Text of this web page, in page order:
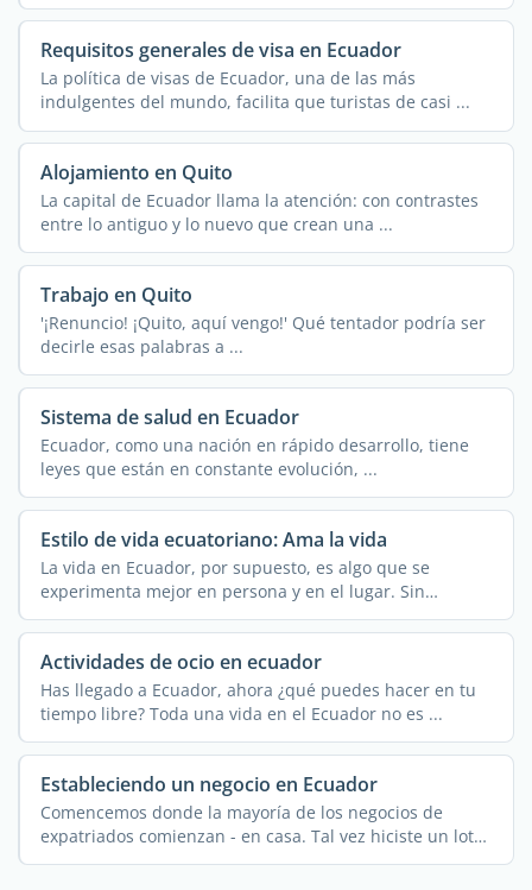
Requisitos generales de visa en Ecuador
La política de visas de Ecuador, una de las más
indulgentes del mundo, facilita que turistas de casi ...
Alojamiento en Quito
La capital de Ecuador llama la atención: con contrastes
entre lo antiguo y lo nuevo que crean una ...
Trabajo en Quito
'¡Renuncio! ¡Quito, aquí vengo!' Qué tentador podría ser
decirle esas palabras a ...
Sistema de salud en Ecuador
Ecuador, como una nación en rápido desarrollo, tiene
leyes que están en constante evolución, ...
Estilo de vida ecuatoriano: Ama la vida
La vida en Ecuador, por supuesto, es algo que se
experimenta mejor en persona y en el lugar. Sin
embargo, este ...
Actividades de ocio en ecuador
Has llegado a Ecuador, ahora ¿qué puedes hacer en tu
tiempo libre? Toda una vida en el Ecuador no es ...
Estableciendo un negocio en Ecuador
Comencemos donde la mayoría de los negocios de
expatriados comienzan - en casa. Tal vez hiciste un lote
de ...